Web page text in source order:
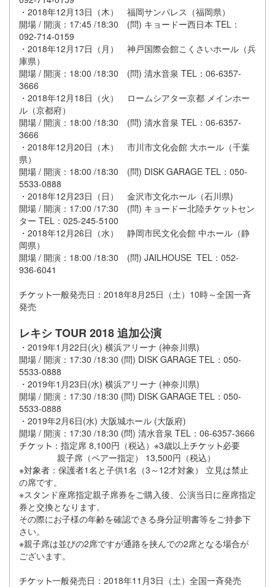
・2018年12月13日（木） 福岡サンパレス（福岡県）
開場 / 開演：17:45 /18:30 (問) キョードー西日本 TEL：
092-714-0159
・2018年12月17日（月） 神戸国際会館こくさいホール（兵
庫県）
開場 / 開演：18:00 /18:30 (問) 清水音泉 TEL：06-6357-
3666
・2018年12月18日（火） ロームシアター京都 メインホー
ル（京都府）
開場 / 開演：18:00 /18:30 (問) 清水音泉 TEL：06-6357-
3666
・2018年12月20日（木） 市川市文化会館 大ホール（千葉
県）
開場 / 開演：18:00 /18:30 (問) DISK GARAGE TEL：050-
5533-0888
・2018年12月23日（日） 金沢市文化ホール（石川県)
開場 / 開演：17:00 /17:30 (問) キョードー北陸
セン
ター TEL：025-245-5100
・2018年12月26日（水） 静岡市民文化会館 中ホール（静
岡県）
開場 / 開演：18:00 /18:30 (問) JAILHOUSE TEL：052-
936-6041
一般発売日：2018年8月25日（土）10時～全国一斉
発売
レキシ TOUR 2018 追加公演
・2019年1月22日(火) 横浜アリーナ (神奈川県)
開場 / 開演：17:30 /18:30 (問) DISK GARAGE TEL：050-
5533-0888
・2019年1月23日(水) 横浜アリーナ (神奈川県)
開場 / 開演：17:30 /18:30 (問) DISK GARAGE TEL：050-
5533-0888
・2019年2月6日(水) 大阪城ホール (大阪府)
開場 / 開演：17:30 /18:30 (問) 清水音泉 TEL：06-6357-3666
：指定席 8,100円（税込）※3歳以上
必要
親子席（ペアー指定） 13,500円（税込）
※対象者：保護者1名と子供1名（3～12才対象） 立見は禁止
の席です。
※スタンド座席指定親子席券をご購入後、公演当日に座席指定
券と交換となります。
その際にお子様の年齢を確認できる身分証明書等をご持参下
さい。
※親子席は並びの2席ですが通路を挟んでの2席となる場合が
ございます。
一般発売日：2018年11月3日（土）全国一斉発売